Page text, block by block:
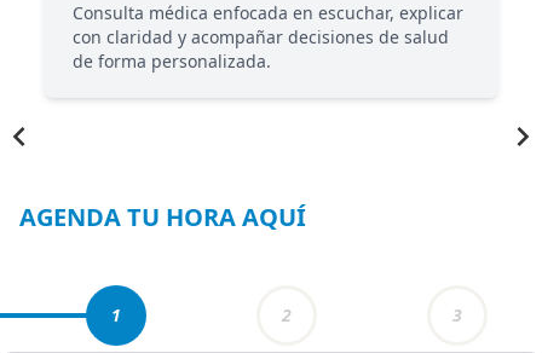
Consulta médica enfocada en escuchar, explicar
con claridad y acompañar decisiones de salud
de forma personalizada.
AGENDA TU HORA AQUÍ
1 2 3